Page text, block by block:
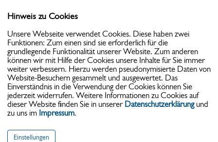
Date d'arrivée:
Hinweis zu Cookies
Unsere Webseite verwendet Cookies. Diese haben zwei
Funktionen: Zum einen sind sie erforderlich für die
grundlegende Funktionalität unserer Website. Zum anderen
können wir mit Hilfe der Cookies unsere Inhalte für Sie immer
weiter verbessern. Hierzu werden pseudonymisierte Daten von
Website-Besuchern gesammelt und ausgewertet. Das
Einverständnis in die Verwendung der Cookies können Sie
jederzeit widerrufen. Weitere Informationen zu Cookies auf
dieser Website finden Sie in unserer Datenschutzerklärungund
zu uns im Impressum.
Einstellungen